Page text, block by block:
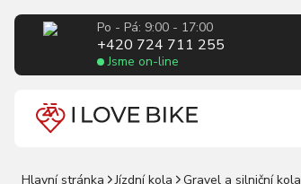
Po - Pá: 9:00 - 17:00
+420 724 711 255
Jsme on-line
Hlavní stránka Jízdní kola Gravel a silniční kola